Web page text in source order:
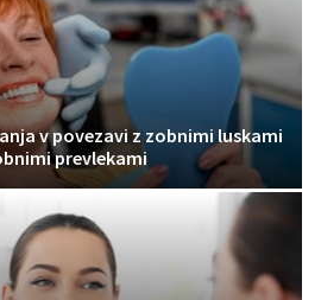
v povezavi z zobnimi luskami
prevlekami